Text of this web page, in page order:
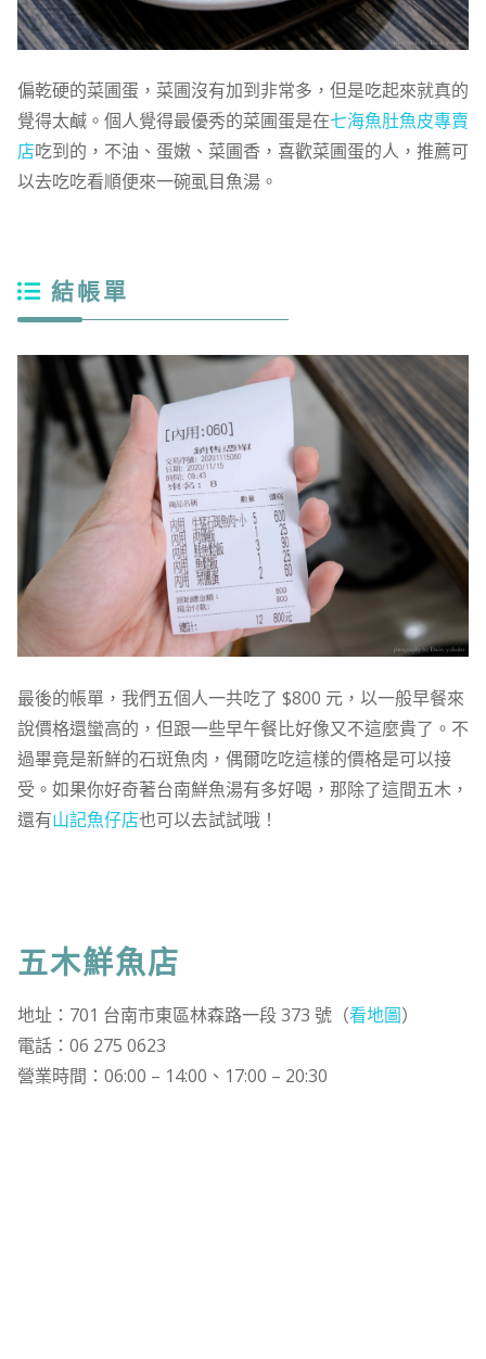
偏乾硬的菜圃蛋，菜圃沒有加到非常多，但是吃起來就真的
覺得太鹹。個人覺得最優秀的菜圃蛋是在七海魚肚魚皮專賣
店吃到的，不油、蛋嫩、菜圃香，喜歡菜圃蛋的人，推薦可
以去吃吃看順便來一碗虱目魚湯。
結帳單
最後的帳單，我們五個人一共吃了 $800 元，以一般早餐來
說價格還蠻高的，但跟一些早午餐比好像又不這麼貴了。不
過畢竟是新鮮的石斑魚肉，偶爾吃吃這樣的價格是可以接
受。如果你好奇著台南鮮魚湯有多好喝，那除了這間五木，
還有山記魚仔店也可以去試試哦！
五木鮮魚店
地址：701 台南市東區林森路一段 373 號（看地圖）
電話：06 275 0623
營業時間：06:00 – 14:00、17:00 – 20:30